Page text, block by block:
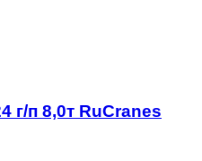
г/п 8,0т RuCranes